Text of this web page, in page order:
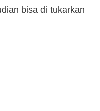
bisa di tukarkan